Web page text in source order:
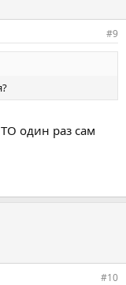
#9
один раз сам
#10